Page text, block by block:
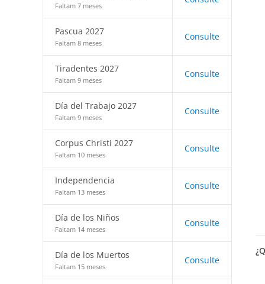
Faltam 7 meses
Pascua 2027
Faltam 8 meses
Consulte
Tiradentes 2027
Faltam 9 meses
Consulte
Día del Trabajo 2027
Faltam 9 meses
Consulte
Corpus Christi 2027
Faltam 10 meses
Consulte
Independencia
Faltam 13 meses
Consulte
Día de los Niños
Faltam 14 meses
Consulte
Día de los Muertos
Faltam 15 meses
Consulte